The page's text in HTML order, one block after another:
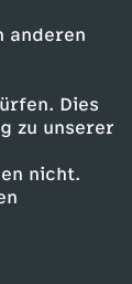
anderen
Dies
zu unserer
nicht.